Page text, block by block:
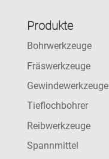
Produkte
Bohrwerkzeuge
Fräswerkzeuge
Gewindewerkzeuge
Tieflochbohrer
Reibwerkzeuge
Spannmittel